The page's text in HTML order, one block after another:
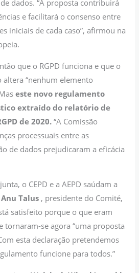
dados. “A proposta contribuirá
e facilitará o consenso entre
iniciais de cada caso”, afirmou na
que o RGPD funciona e que o
“nenhum elemento
este novo regulamento
extraído do relatório de
de 2020.“A Comissão
processuais entre as
de dados prejudicaram a eficácia
o CEPD e a AEPD saúdam a
Anu Talus , presidente do Comité,
satisfeito porque o que eram
tornaram-se agora “uma proposta
esta declaração pretendemos
funcione para todos.”